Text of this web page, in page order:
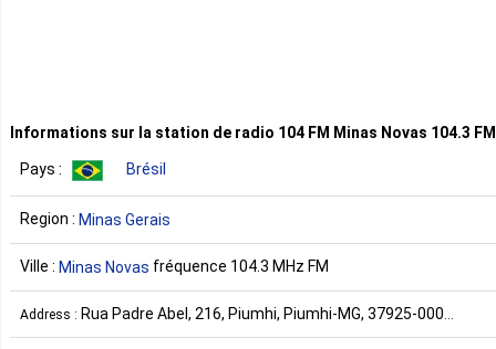
Informations sur la station de radio 104 FM Minas Novas 104.3 FM
Pays : Brésil
Region : Minas Gerais
Ville : Minas Novas fréquence 104.3 MHz FM
Address : Rua Padre Abel, 216, Piumhi, Piumhi-MG, 37925-000
Brésil